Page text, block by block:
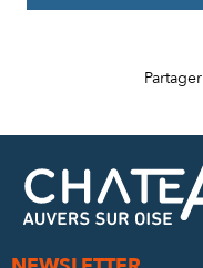
Partager